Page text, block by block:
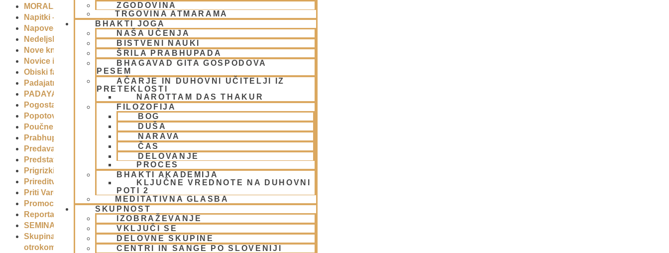
ZGODOVINA
TRGOVINA ATMARAMA
BHAKTI JOGA
NAŠA UČENJA
BISTVENI NAUKI
ŠRILA PRABHUPADA
BHAGAVAD GITA GOSPODOVA
PESEM
AČARJE IN DUHOVNI UČITELJI IZ
PRETEKLOSTI
NAROTTAM DAS THAKUR
FILOZOFIJA
BOG
DUŠA
NARAVA
ČAS
DELOVANJE
PROCES
BHAKTI AKADEMIJA
KLJUČNE VREDNOTE NA DUHOVNI
POTI 2
MEDITATIVNA GLASBA
SKUPNOST
IZOBRAŽEVANJE
VKLJUČI SE
DELOVNE SKUPINE
CENTRI IN SANGE PO SLOVENIJI
MORALA IN ETIKA
Napitki – topli (1)
Napovednik
Nedeljska predavanja in festivali(1)
Nove knjige
Novice iz skupnosti(1)
Obiski fakultete – šole(6)
Padajatra 2008
(12)
PADAYATRA
Pogosta vprašanja
(2)
Popotovanja
Poučne zgodbe in nauki
Prabhupadovi učenci in ostali
(3)
Predavanja
Predstavitev
Prigrizki
Prireditve
Priti Vardhana das
Promocija in izobrazevanje(3)
Reportaže
SEMINARJI IN TEČAJ(5)
Skupina za podporo družinam in
otrokom (CPT)
(1)